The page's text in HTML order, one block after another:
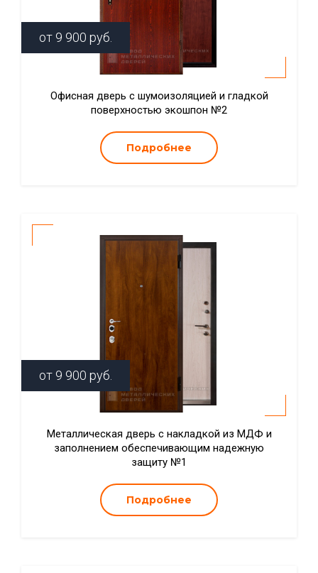
от 9 900 руб.
Офисная дверь с шумоизоляцией и гладкой
поверхностью экошпон №2
Подробнее
от 9 900 руб.
Металлическая дверь с накладкой из МДФ и
заполнением обеспечивающим надежную
защиту №1
Подробнее